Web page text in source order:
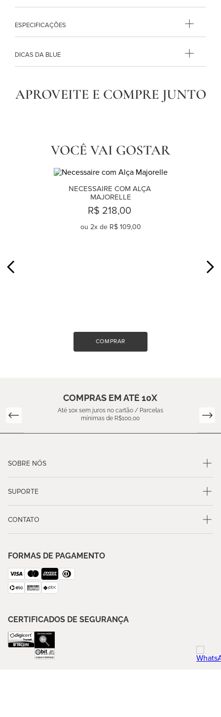
ESPECIFICAÇÕES
DICAS DA BLUE
APROVEITE E COMPRE JUNTO
VOCÊ VAI GOSTAR
NECESSAIRE COM ALÇA
MAJORELLE
R$ 218,00
ou 2x de R$ 109,00
COMPRAR
COMPRAS EM ATÉ 10X
Até 10x sem juros no cartão / Parcelas
mínimas de R$100,00
SOBRE NÓS
SUPORTE
CONTATO
FORMAS DE PAGAMENTO
CERTIFICADOS DE SEGURANÇA